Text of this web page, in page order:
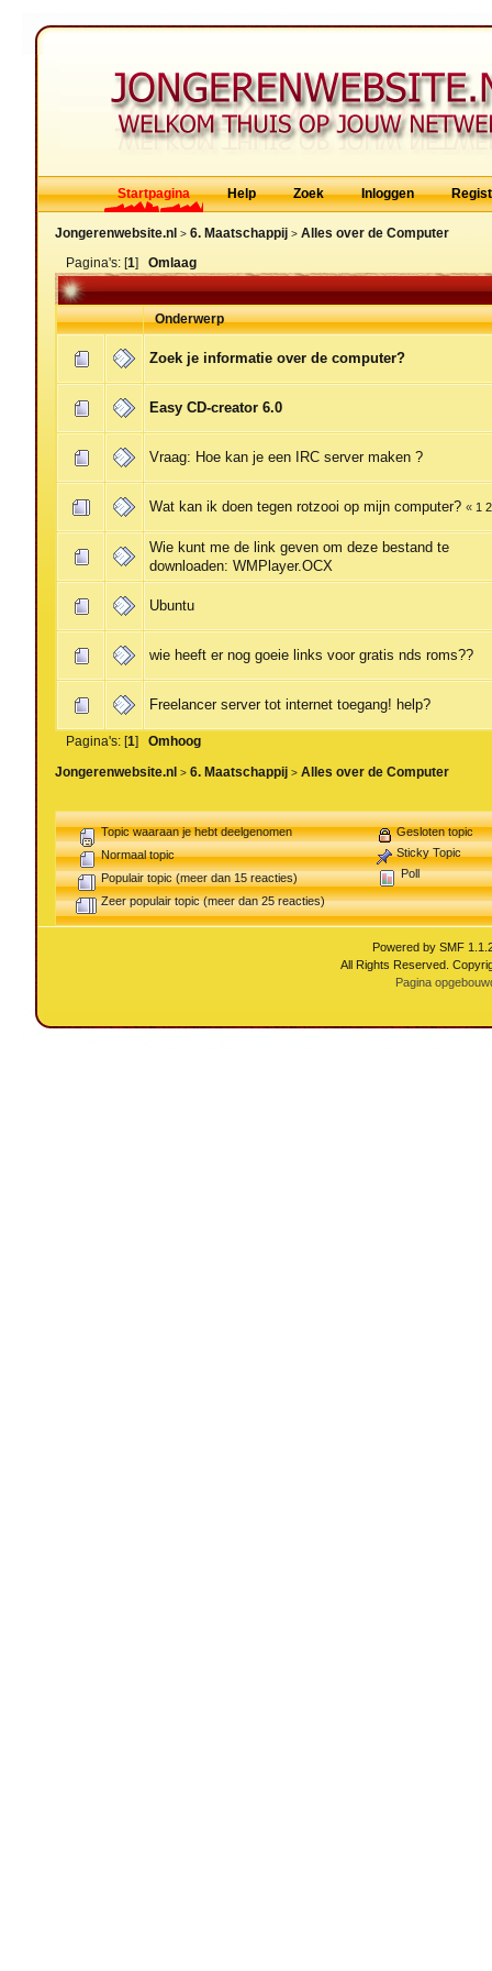
Startpagina Help Zoek Inloggen
Jongerenwebsite.nl > 6. Maatschappij > Alles over de Computer
Pagina's: [1] Omlaag
Onderwerp
Zoek je informatie over de computer?
Easy CD-creator 6.0
Vraag: Hoe kan je een IRC server maken ?
Wat kan ik doen tegen rotzooi op mijn computer? « 1 2
Wie kunt me de link geven om deze bestand te
downloaden: WMPlayer.OCX
Ubuntu
wie heeft er nog goeie links voor gratis nds roms??
Freelancer server tot internet toegang! help?
Pagina's: [1] Omhoog
Jongerenwebsite.nl > 6. Maatschappij > Alles over de Computer
Topic waaraan je hebt deelgenomen
Normaal topic
Populair topic (meer dan 15 reacties)
Zeer populair topic (meer dan 25 reacties)
Gesloten topic
Sticky Topic
Poll
Powered by SMF
All Rights Reserved.
Pagina